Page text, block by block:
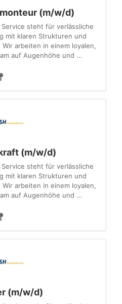
(m/w/d)
Service steht für verlässliche
mit klaren Strukturen und
arbeiten in einem loyalen,
auf Augenhöhe und ...
(m/w/d)
Service steht für verlässliche
mit klaren Strukturen und
arbeiten in einem loyalen,
auf Augenhöhe und ...
(m/w/d)